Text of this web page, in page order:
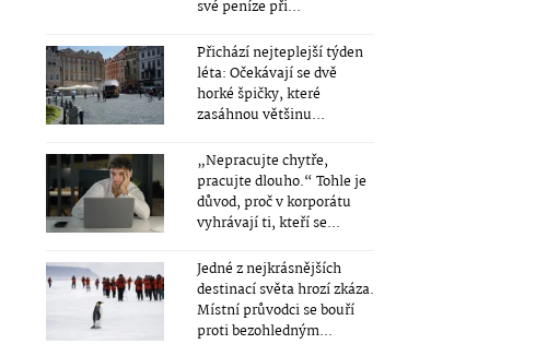
své peníze při...
Přichází nejteplejší týden
léta: Očekávají se dvě
horké špičky, které
zasáhnou většinu...
„Nepracujte chytře,
pracujte dlouho.“ Tohle je
důvod, proč v korporátu
vyhrávají ti, kteří se...
Jedné z nejkrásnějších
destinací světa hrozí zkáza.
Místní průvodci se bouří
proti bezohledným...